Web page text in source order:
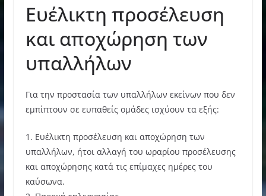
Ευέλικτη προσέλευση
και αποχώρηση των
υπαλλήλων
Για την προστασία των υπαλλήλων εκείνων που δεν
εμπίπτουν σε ευπαθείς ομάδες ισχύουν τα εξής:
1. Ευέλικτη προσέλευση και αποχώρηση των
υπαλλήλων, ήτοι αλλαγή του ωραρίου προσέλευσης
και αποχώρησης κατά τις επίμαχες ημέρες του
καύσωνα.